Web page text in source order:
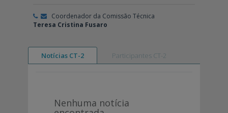
Coordenador da Comissão Técnica
Teresa Cristina Fusaro
Notícias CT-2 Participantes CT-2
Nenhuma notícia